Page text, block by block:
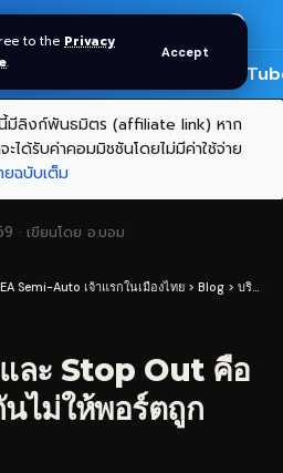
to the Privacy
.
Accept
🎬
มีลิงก์พันธมิตร (affiliate link) หาก
ได้รับค่าคอมมิชชันโดยไม่มีค่าใช้จ่าย
ยฉบับเต็ม
· เขียนโดย อ.บอม
Semi-Auto เจ้าแรกในเมืองไทย > Blog > บริหารเงินทุน
ละ Stop Out คือ
นไม่ให้พอร์ตถูก